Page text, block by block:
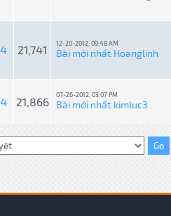
4 21,741 12-20-2012, 09:48 AM
Bài mới nhất: Hoanglinh
4 21,866
07-26-2012, 03:07 PM
Bài mới nhất: kimluc3